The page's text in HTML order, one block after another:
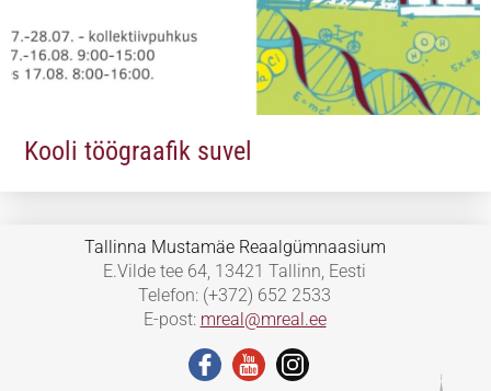
Kooli töögraafik suvel
Tallinna Mustamäe Reaalgümnaasium
E.Vilde tee 64, 13421 Tallinn, Eesti
Telefon: (+372) 652 2533
E-post: mreal@mreal.ee